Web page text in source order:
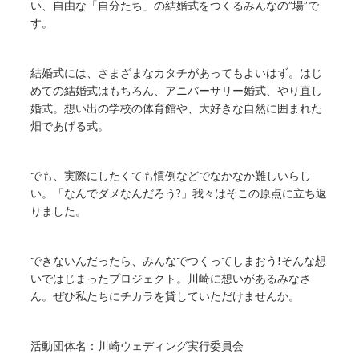
い、自由な「自分たち」の結婚式をつくるみんなの”場”で
す。
結婚式には、さまざまなカタチがあってもよいはず。はじ
めての結婚式はもちろん、アニバーサリー婚式、やり直し
婚式。想い出の学校の体育館や、大好きな自然に囲まれた
畑であげる式。
でも、実際にしたくても慣例などでなかなか難しいらし
い。「なんでダメなんだろう?」我々はそこの原点に立ち返
りました。
できないんだったら、みんなでつくってしまおう!そんな想
いではじまったプロジェクト。川崎に想いがあるみなさ
ん。ぜひ私たちにチカラを貸していただけませんか。
活動団体名：川崎ウェディング実行委員会